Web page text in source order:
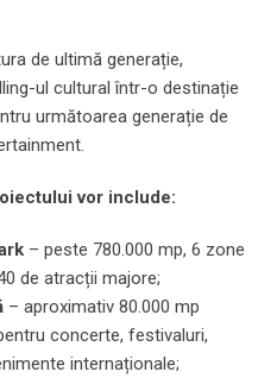
de ultimă generație,
ul cultural într-o destinație
următoarea generație de
vor include:
– peste 780.000 mp, 6 zone
de atracții majore;
– aproximativ 80.000 mp
concerte, festivaluri,
internaționale;